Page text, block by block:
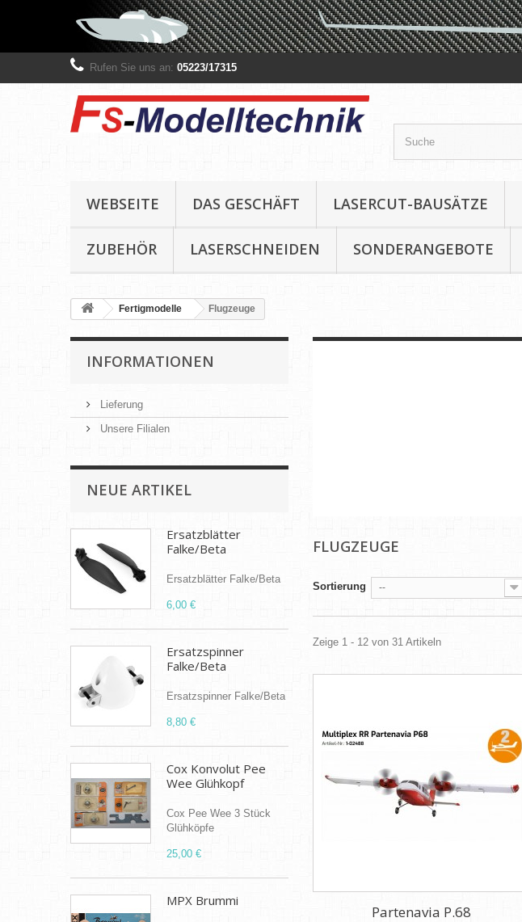
Rufen Sie uns an: 05223/17315
WEBSEITE DAS GESCHÄFT LASERCUT-BAUSÄTZE
ZUBEHÖR LASERSCHNEIDEN SONDERANGEBOTE
Fertigmodelle Flugzeuge
INFORMATIONEN
Lieferung
Unsere Filialen
NEUE ARTIKEL
Ersatzblätter
Falke/Beta
Ersatzblätter Falke/Beta
6,00 €
Ersatzspinner
Falke/Beta
Ersatzspinner Falke/Beta
8,80 €
Cox Konvolut Pee
Wee Glühkopf
Cox Pee Wee 3 Stück
Glühköpfe
25,00 €
MPX Brummi
FLUGZEUGE
Sortierung --
Zeige 1 - 12 von 31 Artikeln
Partenavia P.68